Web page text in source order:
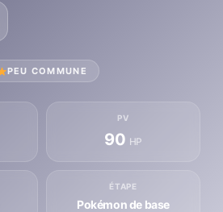
PEU COMMUNE
PV
90 HP
ÉTAPE
Pokémon de base